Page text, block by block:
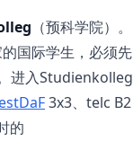
（预科学院）。
国际学生，必须先
进入Studienkolleg
3x3、telc B2
的